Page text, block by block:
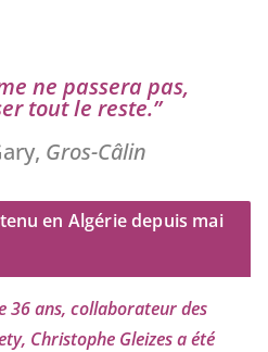
ne pas­se­ra pas,
tout le reste.”
Gros-Câlin
en Algérie depuis mai
36ans, col­la­bo­ra­teur des
Christophe Gleizesa été